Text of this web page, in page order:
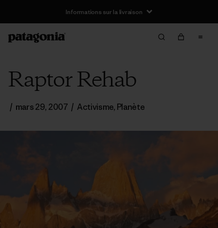
Informations sur la livraison
Raptor Rehab
/ mars 29, 2007 / Activisme, Planète